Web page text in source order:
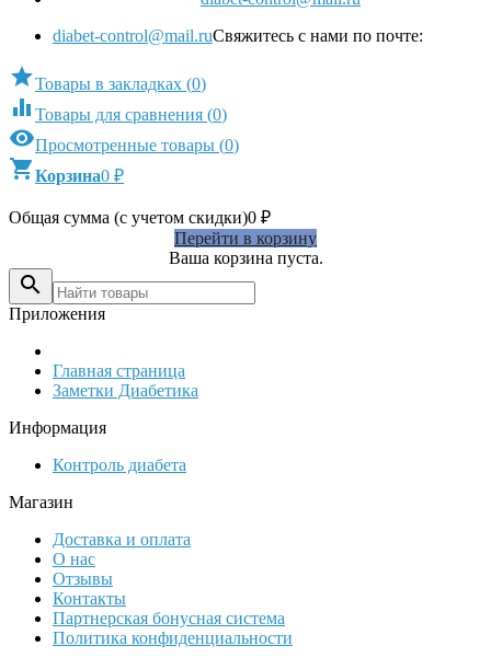
diabet-control@mail.ruСвяжитесь с нами по почте:
Товары в закладках (0)
 Товары для сравнения (0)
Просмотренные товары (0)
Корзина0 ₽
Общая сумма (с учетом скидки)0 ₽
Перейти в корзину
Ваша корзина пуста.

Приложения
Главная страница
Заметки Диабетика
Информация
Контроль диабета
Магазин
Доставка и оплата
О нас
Отзывы
Контакты
Партнерская бонусная система
Политика конфиденциальности